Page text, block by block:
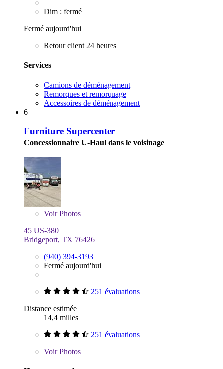
Dim : fermé
Fermé aujourd'hui
Retour client 24 heures
Services
Camions de déménagement
Remorques et remorquage
Accessoires de déménagement
6
Furniture Supercenter
Concessionnaire U-Haul dans le voisinage
VoirPhotos
45 US-380
Bridgeport, TX 76426
(940) 394-3193
Fermé aujourd'hui
251 évaluations
Distance estimée
14,4 milles
251 évaluations
VoirPhotos